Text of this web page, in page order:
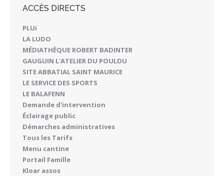
ACCÈS DIRECTS
PLUi
LA LUDO
MÉDIATHÈQUE ROBERT BADINTER
GAUGUIN L'ATELIER DU POULDU
SITE ABBATIAL SAINT MAURICE
LE SERVICE DES SPORTS
LE BALAFENN
Demande d'intervention
Éclairage public
Démarches administratives
Tous les Tarifs
Menu cantine
Portail Famille
Kloar assos